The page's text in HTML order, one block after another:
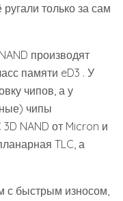
только за сам
производят
памяти eD3 . У
чипов, а у
чипы
NAND от Micron и
TLC, а
с быстрым износом,